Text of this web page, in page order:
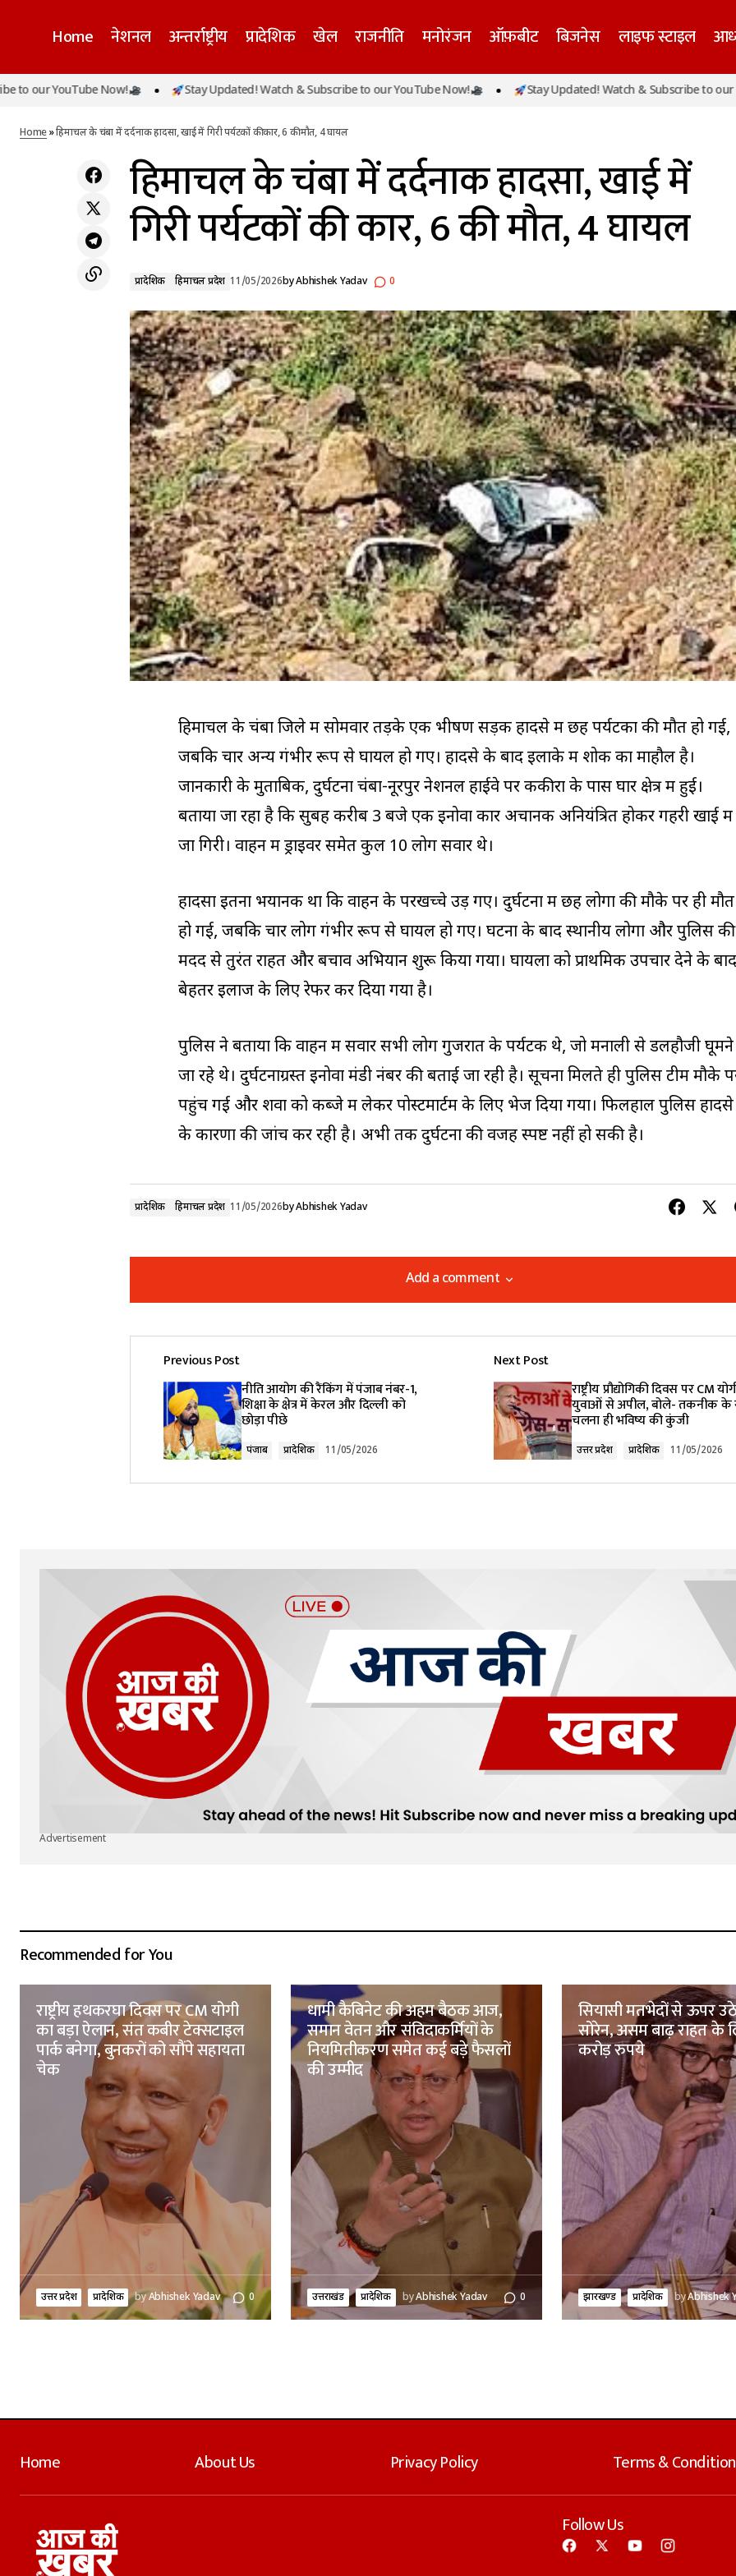
Home नेशनल अन्तर्राष्ट्रीय प्रादेशिक खेल राजनीति मनोरंजन ऑफ़बीट बिजनेस लाइफ स्टाइल
नीति आयोग की रैंकिंग में पंजाब नंबर-1, शिक्षा के क्षेत्र
प्रादेशिक
हिमाचल के चंबा में दर्दनाक हादसा, खाई में गिरी पर्यटकों की
YouTube Now! Stay Updated! Watch & Subscribe to our YouTube Now! Stay Updated! Watch & Subscribe to our
Home»हिमाचल के चंबा में दर्दनाक हादसा, खाई में गिरी पर्यटकों की कार, 6 की मौत, 4 घायल
हिमाचल के चंबा में दर्दनाक हादसा, खाई में
गिरी पर्यटकों की कार, 6 की मौत, 4 घायल
प्रादेशिक हिमाचल प्रदेश 11/05/2026byAbhishek Yadav 0
हिमाचल के चंबा जिले में सोमवार तड़के एक भीषण सड़क हादसे में छह पर्यटकों की मौत हो गई,
जबकि चार अन्य गंभीर रूप से घायल हो गए। हादसे के बाद इलाके में शोक का माहौल है।
जानकारी के मुताबिक, दुर्घटना चंबा-नूरपुर नेशनल हाईवे पर ककीरा के पास घार क्षेत्र में हुई।
बताया जा रहा है कि सुबह करीब 3 बजे एक इनोवा कार अचानक अनियंत्रित होकर गहरी खाई में
जा गिरी। वाहन में ड्राइवर समेत कुल 10 लोग सवार थे।
हादसा इतना भयानक था कि वाहन के परखच्चे उड़ गए। दुर्घटना में छह लोगों की मौके पर ही मौत
हो गई, जबकि चार लोग गंभीर रूप से घायल हो गए। घटना के बाद स्थानीय लोगों और पुलिस की
मदद से तुरंत राहत और बचाव अभियान शुरू किया गया। घायलों को प्राथमिक उपचार देने के बाद
बेहतर इलाज के लिए रेफर कर दिया गया है।
पुलिस ने बताया कि वाहन में सवार सभी लोग गुजरात के पर्यटक थे, जो मनाली से डलहौजी घूमने
जा रहे थे। दुर्घटनाग्रस्त इनोवा मंडी नंबर की बताई जा रही है। सूचना मिलते ही पुलिस टीम मौके
पहुंच गई और शवों को कब्जे में लेकर पोस्टमार्टम के लिए भेज दिया गया। फिलहाल पुलिस हादसे
के कारणों की जांच कर रही है। अभी तक दुर्घटना की वजह स्पष्ट नहीं हो सकी है।
प्रादेशिक हिमाचल प्रदेश 11/05/2026byAbhishek Yadav
Add a comment
Add a comment
Your email address will not be published. Required fields are marked*
Comment*
Previous Post
नीति आयोग की रैंकिंग में पंजाब नंबर-1,
शिक्षा के क्षेत्र में केरल और दिल्ली को
छोड़ा पीछे
पंजाब प्रादेशिक 11/05/2026
Next Post
राष्ट्रीय प्रौद्योगिकी दिवस पर CM
युवाओं से अपील, बोले- तकनीक के
चलना ही भविष्य की कुंजी
उत्तर प्रदेश प्रादेशिक 11/05/2026
Advertisement
Recommended for You
राष्ट्रीय हथकरघा दिवस पर CM योगी
का बड़ा ऐलान, संत कबीर टेक्सटाइल
पार्क बनेगा, बुनकरों को सौंपे सहायता
चेक
उत्तर प्रदेश प्रादेशिक byAbhishek Yadav 0
धामी कैबिनेट की अहम बैठक आज,
समान वेतन और संविदाकर्मियों के
नियमितीकरण समेत कई बड़े फैसलों
की उम्मीद
उत्तराखंड प्रादेशिक byAbhishek Yadav 0
सियासी मतभेदों से ऊपर
सोरेन, असम बाढ़ राहत के
करोड़ रुपये
झारखण्ड प्रादेशिक byAbhishek
Home About Us Privacy Policy Terms &
Follow Us